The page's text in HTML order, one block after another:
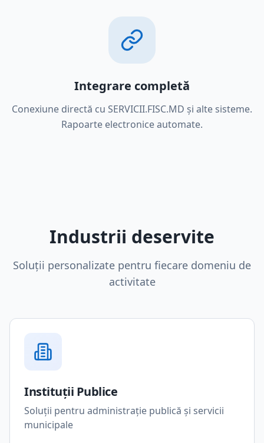
Integrare completă
Conexiune directă cu SERVICII.FISC.MD și alte sisteme.
Rapoarte electronice automate.
Industrii deservite
Soluții personalizate pentru fiecare domeniu de
activitate
Instituții Publice
Soluții pentru administrație publică și servicii
municipale